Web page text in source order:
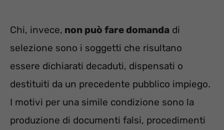
Chi, invece, non può fare domanda di
selezione sono i soggetti che risultano
essere dichiarati decaduti, dispensati o
destituiti da un precedente pubblico impiego.
I motivi per una simile condizione sono la
produzione di documenti falsi, procedimenti